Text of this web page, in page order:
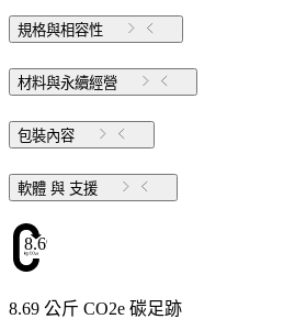
規格與相容性
材料與永續經營
包裝內容
軟體 與 支援
8.69
8.69 公斤 CO2e 碳足跡